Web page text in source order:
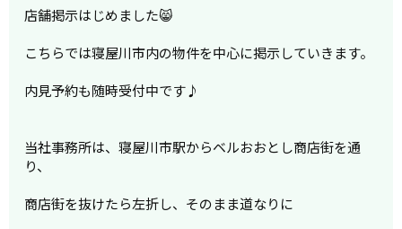
店舗掲示はじめました😸
こちらでは寝屋川市内の物件を中心に掲示していきます。
内見予約も随時受付中です♪
当社事務所は、寝屋川市駅からベルおおとし商店街を通
り、
商店街を抜けたら左折し、そのまま道なりに